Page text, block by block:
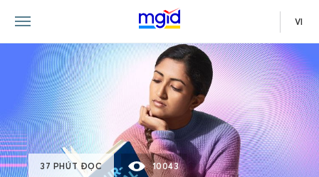
VI
37 PHÚT ĐỌC 10043